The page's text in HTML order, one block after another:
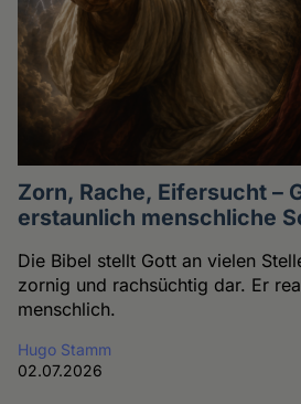
Zorn, Rache, Eifersucht –
erstaunlich menschliche
Die Bibel stellt Gott an vielen
zornig und rachsüchtig dar. Er
menschlich.
Hugo Stamm
02.07.2026